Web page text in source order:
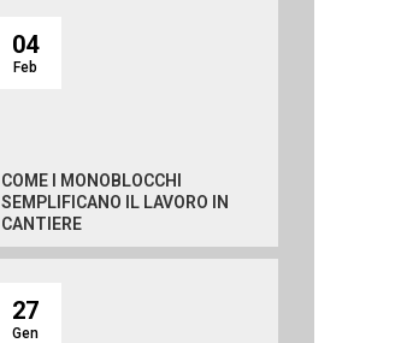
04
Feb
COME I MONOBLOCCHI
SEMPLIFICANO IL LAVORO IN
CANTIERE
27
Gen